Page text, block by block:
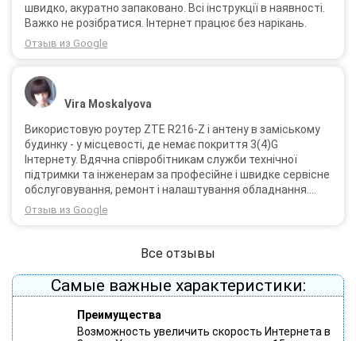
швидко, акуратно запаковано. Всі інструкції в наявності.
Важко не розібратися. Інтернет працює без нарікань.
Отзыв из Google
Vira Moskalyova
Використовую роутер ZTE R216-Z і антену в заміському
будинку - у місцевості, де немає покриття 3(4)G
Інтернету. Вдячна співробітникам служби технічної
підтримки та інженерам за професійне і швидке сервісне
обслуговування, ремонт і налаштування обладнання.
Через 3 роки після покупки я не шкодую про прийняте
тоді рішення придбати обладнання в компанії 3G star
Отзыв из Google
Все отзывы
Самые важные характеристики:
Преимущества
Возможность увеличить скорость Интернета в